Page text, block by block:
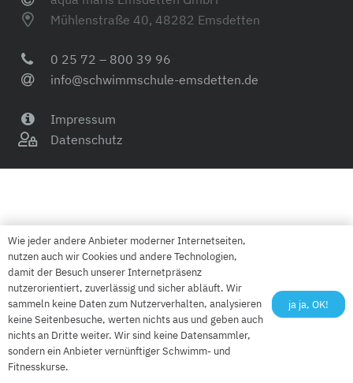
Mühlenstraße 40, 48282 Emsdetten
0 25 72 – 800 39 96
info@schwimmschule-emsdetten.de
Impressum
Datenschutz
Wie jeder andere Anbieter moderner Internetseiten,
nutzen auch wir Cookies und andere Technologien,
damit der Besuch unserer Internetpräsenz
nutzerorientiert, zuverlässig und sicher abläuft. Wir
sammeln keine Daten zum Nutzerverhalten, analysieren
keine Seitenbesuche, werten nichts aus und geben auch
nichts an Dritte weiter. Wir sind keine Datensammler,
sondern ein Anbieter vernünftiger Schwimm- und
Fitnesskurse.
ja ja, OK!